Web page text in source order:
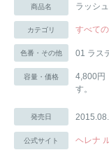
商品名 ラッシ
カテゴリ すべて
色番・その他 01 ラス
容量・価格
4,800円
す。
発売日
公式サイト ヘレナ